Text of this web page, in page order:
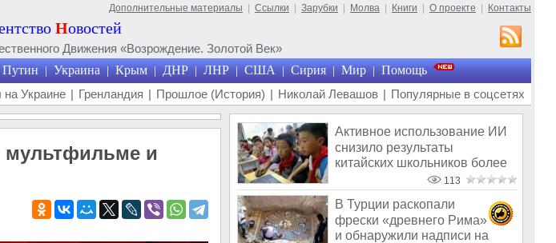
Дополнительные материалы Ссылки Зарубки Молва Книги О проекте Контакты
Новостей
Движения «Возрождение. Золотой Век»
Путин | Украина | Крым | ДНР | ЛНР | США | Сирия | Мир | Помощь
на Украине | Гренландия | Прошлое (История) | Николай Левашов | Популярные в соцсетях
мультфильме и
Активное использование ИИ
снизило результаты
китайских школьников более
113
В Турции раскопали
фрески «древнего Рима»
и обнаружили надписи на